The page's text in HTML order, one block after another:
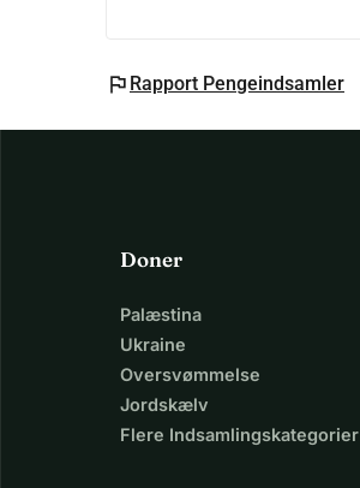
flag Rapport Pengeindsamler
Doner
Palæstina
Ukraine
Oversvømmelse
Jordskælv
Flere Indsamlingskategorier